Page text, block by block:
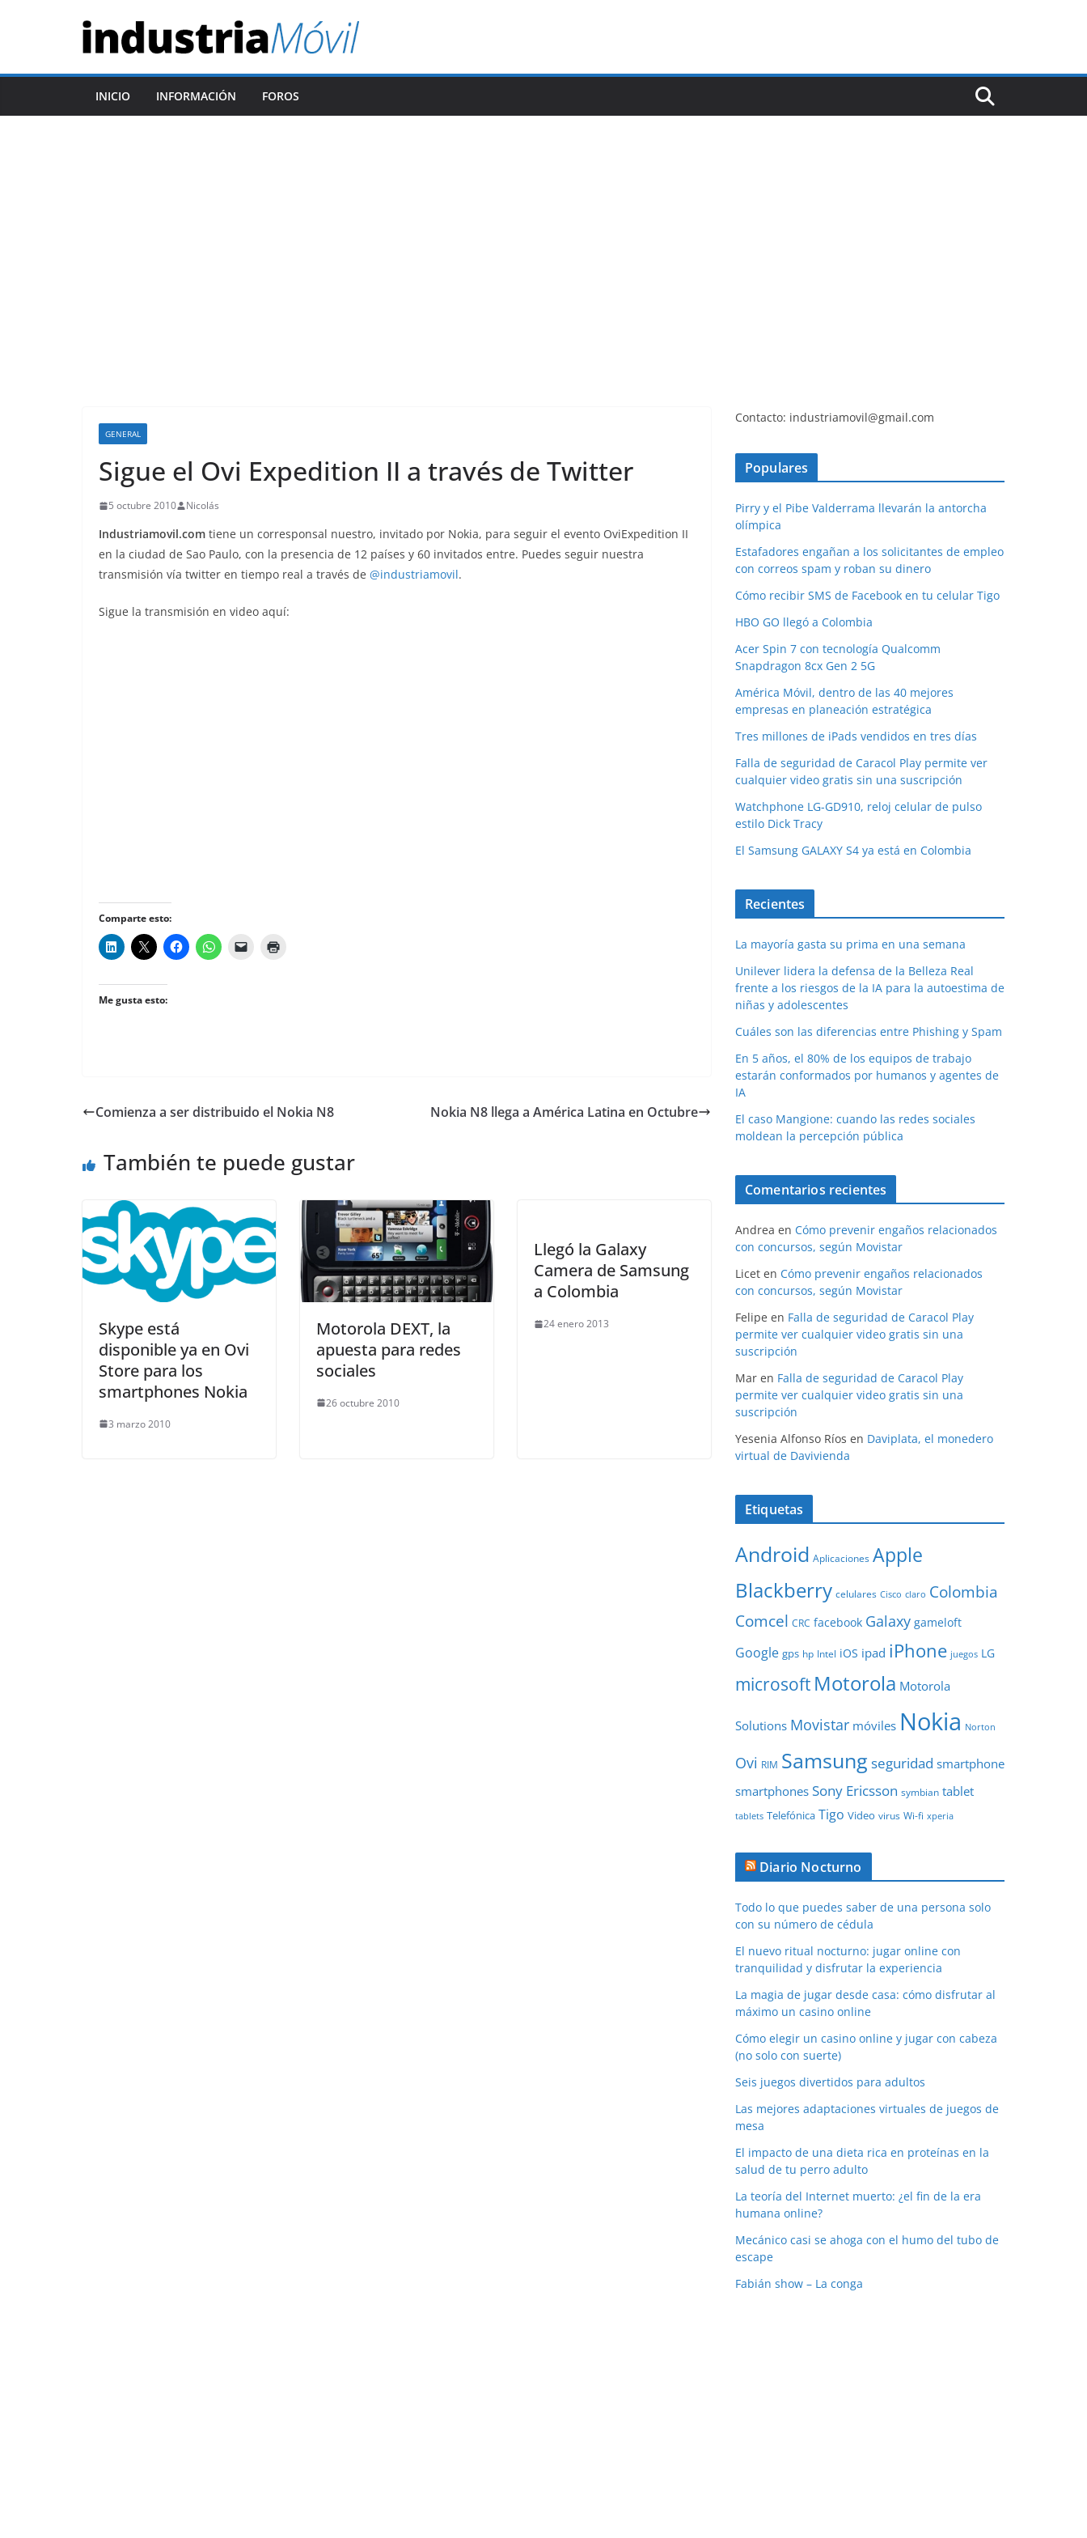
INICIO INFORMACIÓN FOROS
GENERAL
Sigue el Ovi Expedition II a través de Twitter
5 octubre 2010 Nicolás
Industriamovil.com tiene un corresponsal nuestro, invitado por Nokia, para seguir el evento OviExpedition II
en la ciudad de Sao Paulo, con la presencia de 12 países y 60 invitados entre. Puedes seguir nuestra
transmisión vía twitter en tiempo real a través de @industriamovil.
Sigue la transmisión en video aquí:
Comparte esto:
Me gusta esto:
Comienza a ser distribuido el Nokia N8 Nokia N8 llega a América Latina en Octubre
También te puede gustar
Skype está
disponible ya en Ovi
Store para los
smartphones Nokia
3 marzo 2010
Motorola DEXT, la
apuesta para redes
sociales
26 octubre 2010
Llegó la Galaxy
Camera de Samsung
a Colombia
24 enero 2013
Contacto: industriamovil@gmail.com
Populares
Pirry y el Pibe Valderrama llevarán la antorcha
olímpica
Estafadores engañan a los solicitantes de empleo
con correos spam y roban su dinero
Cómo recibir SMS de Facebook en tu celular Tigo
HBO GO llegó a Colombia
Acer Spin 7 con tecnología Qualcomm
Snapdragon 8cx Gen 2 5G
América Móvil, dentro de las 40 mejores
empresas en planeación estratégica
Tres millones de iPads vendidos en tres días
Falla de seguridad de Caracol Play permite ver
cualquier video gratis sin una suscripción
Watchphone LG-GD910, reloj celular de pulso
estilo Dick Tracy
El Samsung GALAXY S4 ya está en Colombia
Recientes
La mayoría gasta su prima en una semana
Unilever lidera la defensa de la Belleza Real
frente a los riesgos de la IA para la autoestima de
niñas y adolescentes
Cuáles son las diferencias entre Phishing y Spam
En 5 años, el 80% de los equipos de trabajo
estarán conformados por humanos y agentes de
IA
El caso Mangione: cuando las redes sociales
moldean la percepción pública
Comentarios recientes
Andrea en Cómo prevenir engaños relacionados
con concursos, según Movistar
Licet en Cómo prevenir engaños relacionados
con concursos, según Movistar
Felipe en Falla de seguridad de Caracol Play
permite ver cualquier video gratis sin una
suscripción
Mar en Falla de seguridad de Caracol Play
permite ver cualquier video gratis sin una
suscripción
Yesenia Alfonso Ríos en Daviplata, el monedero
virtual de Davivienda
Etiquetas
Android Aplicaciones Apple
Blackberry celulares Cisco claro Colombia
Comcel CRC facebook Galaxy gameloft
Google gps hp Intel iOS ipad iPhone juegos LG
microsoft Motorola Motorola
Solutions Movistar móviles Nokia Norton
Ovi RIM Samsung seguridad smartphone
smartphones Sony Ericsson symbian tablet
tablets Telefónica Tigo Video virus Wi-fi xperia
Diario Nocturno
Todo lo que puedes saber de una persona solo
con su número de cédula
El nuevo ritual nocturno: jugar online con
tranquilidad y disfrutar la experiencia
La magia de jugar desde casa: cómo disfrutar al
máximo un casino online
Cómo elegir un casino online y jugar con cabeza
(no solo con suerte)
Seis juegos divertidos para adultos
Las mejores adaptaciones virtuales de juegos de
mesa
El impacto de una dieta rica en proteínas en la
salud de tu perro adulto
La teoría del Internet muerto: ¿el fin de la era
humana online?
Mecánico casi se ahoga con el humo del tubo de
escape
Fabián show – La conga